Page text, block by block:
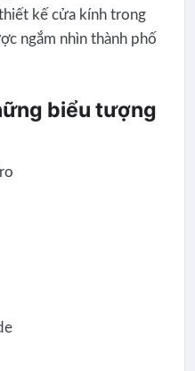
kế cửa kính trong
ngắm nhìn thành phố
biểu tượng